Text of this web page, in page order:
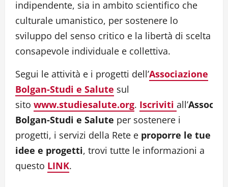
indipendente, sia in ambito scientifico che
culturale umanistico, per sostenere lo
sviluppo del senso critico e la libertà di scelta
consapevole individuale e collettiva.
Segui le attività e i progetti dell’Associazione
Bolgan-Studi e Salute sul
sito www.studiesalute.org. Iscriviti all’
Bolgan-Studi e Salute per sostenere i
progetti, i servizi della Rete e proporre le tue
idee e progetti, trovi tutte le informazioni a
questo LINK.